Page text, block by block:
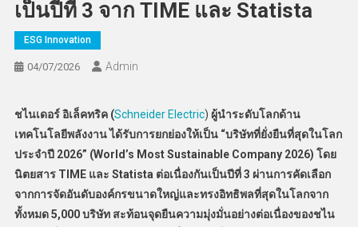
เป็นปีที่ 3 จาก TIME และ Statista
ESG Innovation
04/07/2026 Admin
ชไนเดอร์ อิเล็คทริค (Schneider Electric) ผู้นำระดับโลกด้าน
เทคโนโลยีพลังงาน ได้รับการยกย่องให้เป็น “บริษัทที่ยั่งยืนที่สุดในโลก
ประจำปี 2026” (World’s Most Sustainable Company 2026) โดย
นิตยสาร TIME และ Statista ต่อเนื่องกันเป็นปีที่ 3 ผ่านการคัดเลือก
จากการจัดอันดับองค์กรขนาดใหญ่และทรงอิทธิพลที่สุดในโลกจาก
ทั้งหมด 5,000 บริษัท สะท้อนจุดยืนความมุ่งมั่นอย่างต่อเนื่องของชไน